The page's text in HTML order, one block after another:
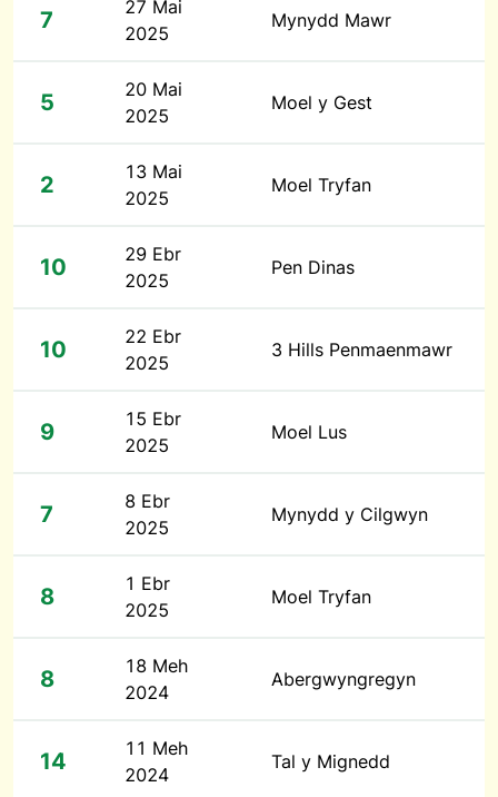
7
27 Mai
2025
Mynydd Mawr
5
20 Mai
2025
Moel y Gest
2
13 Mai
2025
Moel Tryfan
10
29 Ebr
2025
Pen Dinas
10
22 Ebr
2025
3 Hills Penmaenmawr
9
15 Ebr
2025
Moel Lus
7
8 Ebr
2025
Mynydd y Cilgwyn
8
1 Ebr
2025
Moel Tryfan
8
18 Meh
2024
Abergwyngregyn
14
11 Meh
2024
Tal y Mignedd